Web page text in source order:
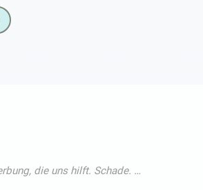
oh, welch ein kurioses